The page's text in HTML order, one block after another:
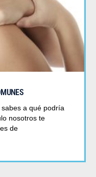
a qué podría
nosotros te
de